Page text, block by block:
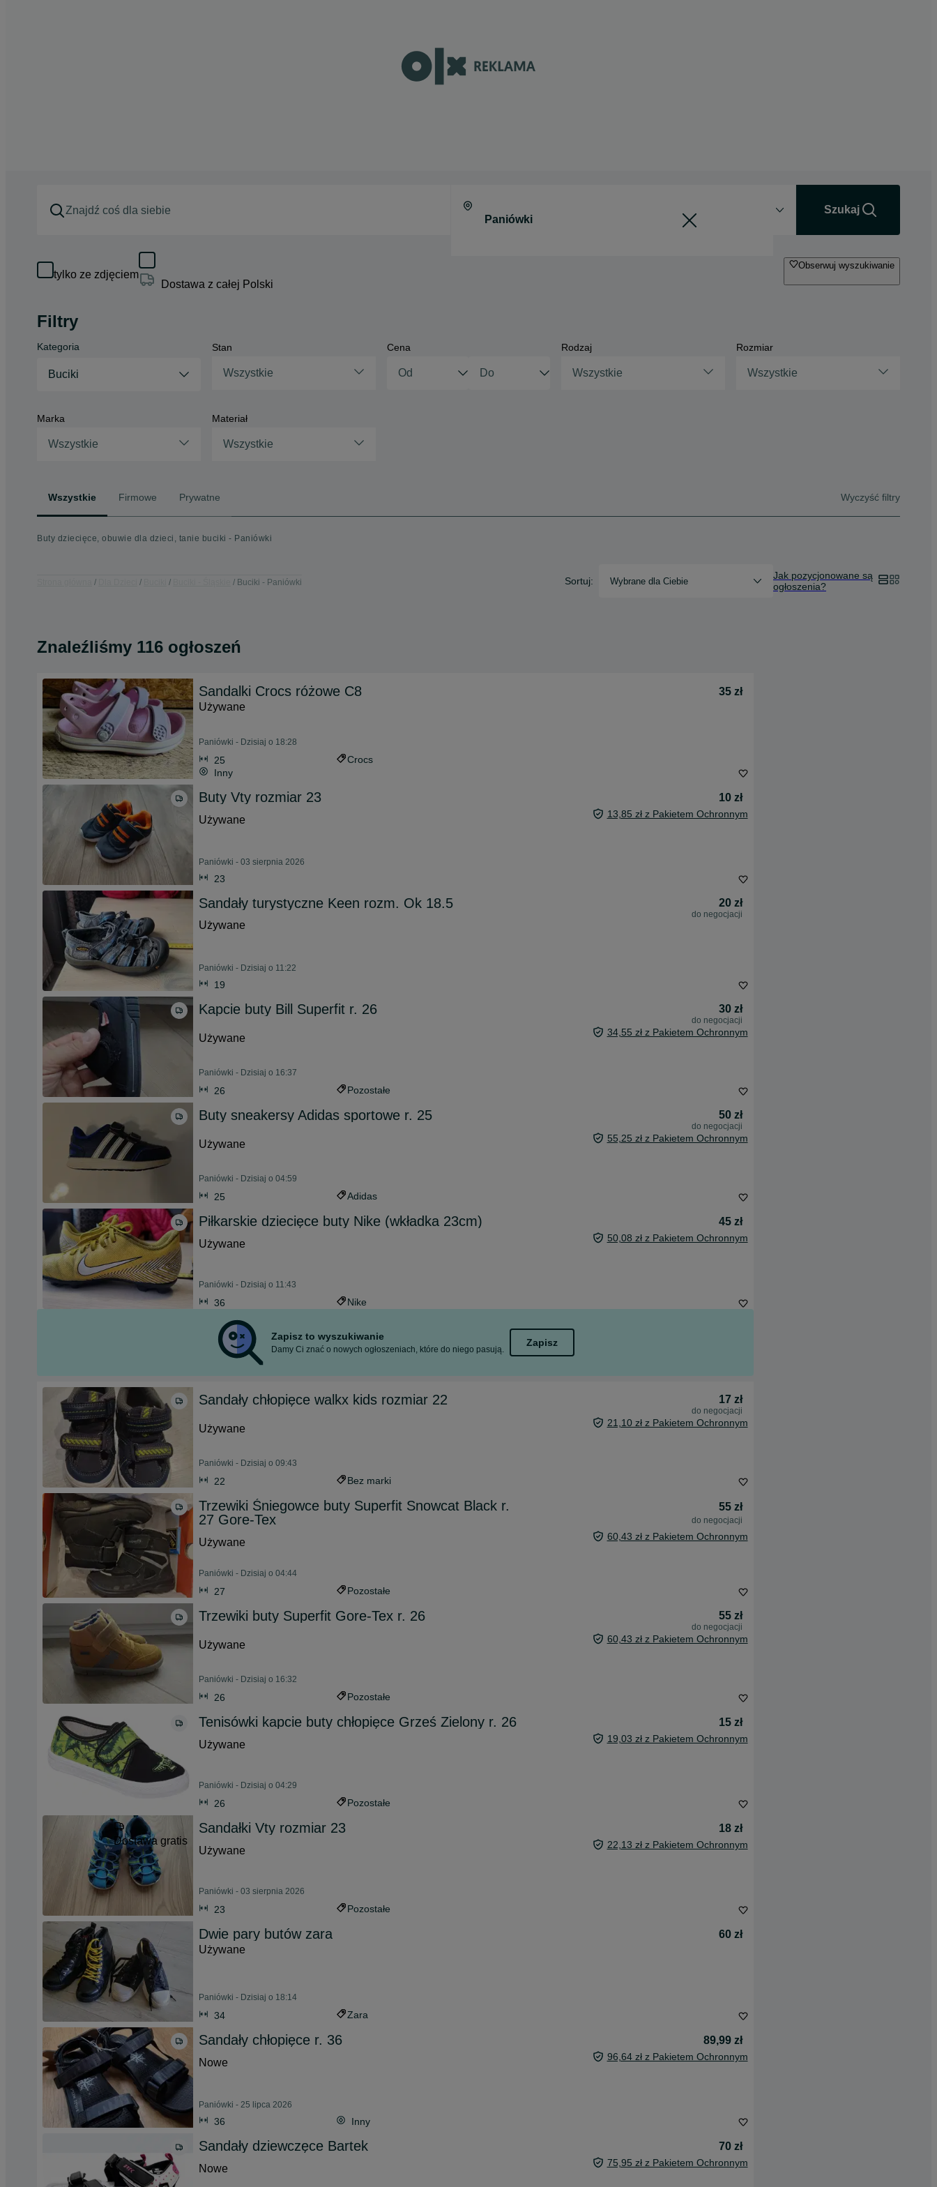
Szukaj
tylko ze zdjęciem
Dostawa z całej Polski
Obserwuj wyszukiwanie
Filtry
Kategoria
Buciki
Stan
Wszystkie
Cena Rodzaj
Wszystkie
Rozmiar
Wszystkie
Marka
Wszystkie
Materiał
Wszystkie
Wszystkie Firmowe Prywatne Wyczyść filtry
Buty dziecięce, obuwie dla dzieci, tanie buciki - Paniówki
Buciki - Paniówki Sortuj: Wybrane dla Ciebie
Jak pozycjonowane są
ogłoszenia?
Znaleźliśmy 116 ogłoszeń
Sandalki Crocs różowe C8
35 zł
Używane
Paniówki - Dzisiaj o 18:28
25
Crocs
Inny
Buty Vty rozmiar 23
10 zł
Używane
13,85 zł z Pakietem Ochronnym
Paniówki - 03 sierpnia 2026
23
Sandały turystyczne Keen rozm. Ok 18.5 20 zł
do negocjacji
Używane
Paniówki - Dzisiaj o 11:22
19
Kapcie buty Bill Superfit r. 26 30 zł
do negocjacji
Używane 34,55 zł z Pakietem Ochronnym
Paniówki - Dzisiaj o 16:37
26 Pozostałe
Buty sneakersy Adidas sportowe r. 25 50 zł
do negocjacji
Używane 55,25 zł z Pakietem Ochronnym
Paniówki - Dzisiaj o 04:59
25 Adidas
Piłkarskie dziecięce buty Nike (wkładka 23cm)
45 zł
Używane
50,08 zł z Pakietem Ochronnym
Paniówki - Dzisiaj o 11:43
36 Nike
Zapisz to wyszukiwanie
Damy Ci znać o nowych ogłoszeniach, które do niego pasują.
Zapisz
Sandały chłopięce walkx kids rozmiar 22 17 zł
do negocjacji
Używane 21,10 zł z Pakietem Ochronnym
Paniówki - Dzisiaj o 09:43
22 Bez marki
Trzewiki Śniegowce buty Superfit Snowcat Black r.
27 Gore-Tex
55 zł
do negocjacji
Używane 60,43 zł z Pakietem Ochronnym
Paniówki - Dzisiaj o 04:44
27 Pozostałe
Trzewiki buty Superfit Gore-Tex r. 26 55 zł
do negocjacji
Używane 60,43 zł z Pakietem Ochronnym
Paniówki - Dzisiaj o 16:32
26 Pozostałe
Tenisówki kapcie buty chłopięce Grześ Zielony r. 26
15 zł
Używane
19,03 zł z Pakietem Ochronnym
Paniówki - Dzisiaj o 04:29
26 Pozostałe
Dostawa gratis
Sandałki Vty rozmiar 23
18 zł
Używane
22,13 zł z Pakietem Ochronnym
Paniówki - 03 sierpnia 2026
23 Pozostałe
Dwie pary butów zara
60 zł
Używane
Paniówki - Dzisiaj o 18:14
34 Zara
Sandały chłopięce r. 36
89,99 zł
Nowe
96,64 zł z Pakietem Ochronnym
Paniówki - 25 lipca 2026
36 Inny
Sandały dziewczęce Bartek
70 zł
Nowe
75,95 zł z Pakietem Ochronnym